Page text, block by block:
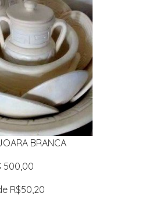
BRANCA
500,00
R$50,20